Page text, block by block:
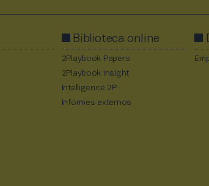
Biblioteca online
2Playbook Papers
2Playbook Insight
Intelligence 2P
Informes externos